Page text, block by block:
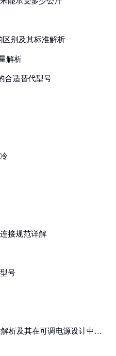
区别及其标准解析
解析
合适替代型号
接规范详解
号
析及其在可调电源设计中的